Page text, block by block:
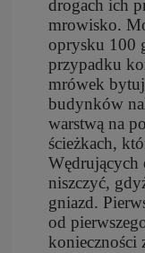
drogach ich
mrowisko.
oprysku 100
przypadku
mrówek
budynków
warstwą na
ścieżkach,
niszczyć,
gniazd.
od
konieczności